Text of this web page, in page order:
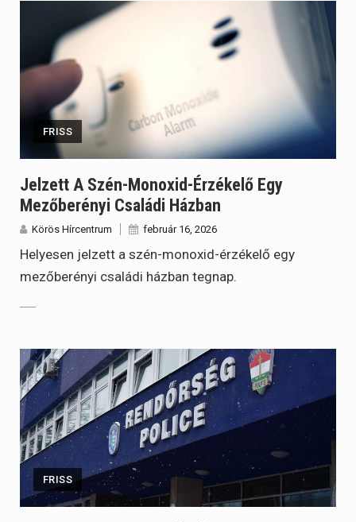
FRISS
Jelzett A Szén-Monoxid-Érzékelő Egy
Mezőberényi Családi Házban
Körös Hírcentrum február 16, 2026
Helyesen jelzett a szén-monoxid-érzékelő egy
mezőberényi családi házban tegnap.
FRISS